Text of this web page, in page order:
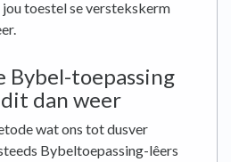
jou toestel se verstekskerm
Bybel-toepassing
dan weer
wat ons tot dusver
Bybeltoepassing-lêers